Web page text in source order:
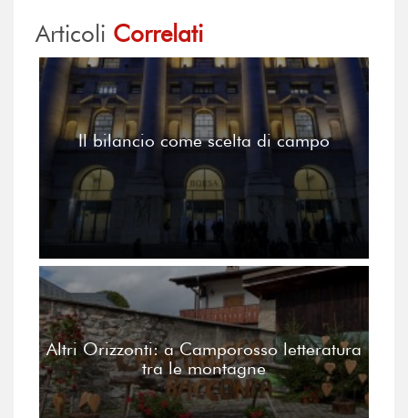
Articoli Correlati
Il bilancio come scelta di campo
Altri Orizzonti: a Camporosso letteratura
tra le montagne